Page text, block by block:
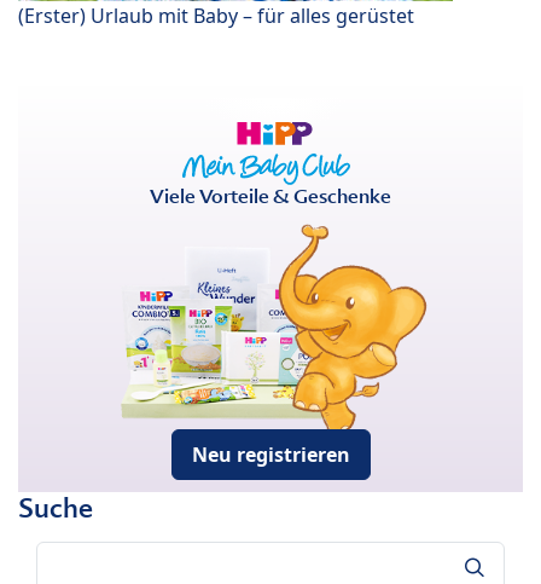
(Erster) Urlaub mit Baby – für alles gerüstet
Viele Vorteile & Geschenke
Neu registrieren
Suche